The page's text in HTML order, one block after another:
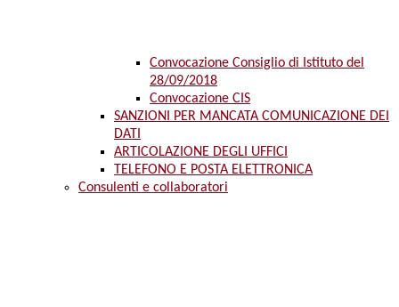
Convocazione Consiglio di Istituto del
28/09/2018
Convocazione CIS
SANZIONI PER MANCATA COMUNICAZIONE DEI
DATI
ARTICOLAZIONE DEGLI UFFICI
TELEFONO E POSTA ELETTRONICA
Consulenti e collaboratori